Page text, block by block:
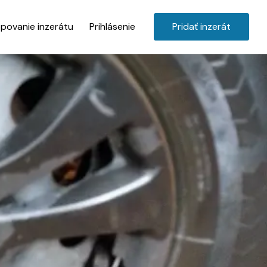
inzerátu Prihlásenie Pridať inzerát